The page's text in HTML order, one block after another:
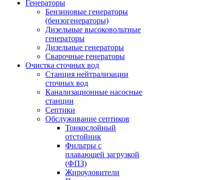
Генераторы
Бензиновые генераторы
(бензогенераторы)
Дизельные высоковольтные
генераторы
Дизельные генераторы
Сварочные генераторы
Очистка сточных вод
Станция нейтрализации
сточных вод
Канализационные насосные
станции
Септики
Обслуживание септиков
Тонкослойный
отстойник
Фильтры с
плавающей загрузкой
(ФПЗ)
Жироуловители